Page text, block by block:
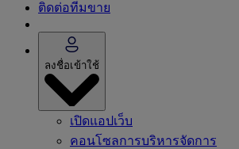
ติดต่อทีมขาย
ลงชื่อเข้าใช้
เปิดแอปเว็บ
คอนโซลการบริหารจัดการ